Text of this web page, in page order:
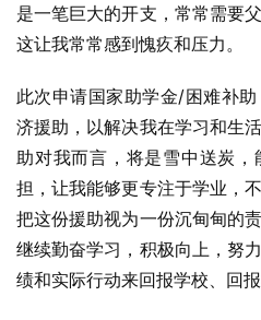
是一笔巨大的开支，常常需要
这让我常常感到愧疚和压力。
此次申请国家助学金/困难补
济援助，以解决我在学习和生
助对我而言，将是雪中送炭
担，让我能够更专注于学业，
把这份援助视为一份沉甸甸的
继续勤奋学习，积极向上，努
绩和实际行动来回报学校、回